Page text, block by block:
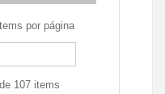
por página
107 items